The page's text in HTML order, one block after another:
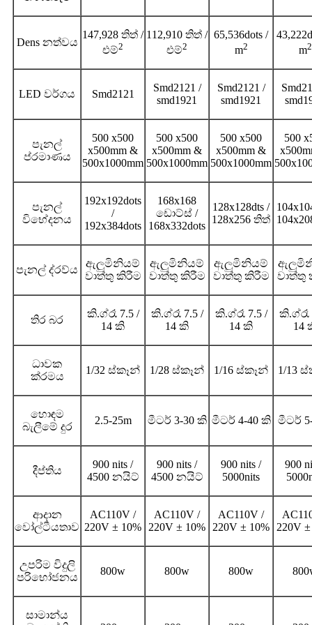
Dens නත්වය
147,928 තිත් /
එම්2
112,910 තිත් /
එම්2
65,536dots /
m2
m2
LED වර්ගය Smd2121
Smd2121 /
smd1921
Smd2121 /
smd1921
පැනල්
ප්රමාණය
500 x500
x500mm &
500x1000mm
500 x500
x500mm &
500x1000mm
500 x500
x500mm &
500x1000mm
500
පැනල්
විභේදනය
192x192dots
/
192x384dots
168x168
ඩොට්ස් /
168x332dots
128x128dts /
128x256 තිත්
පැනල් ද්රව්ය
ඇලුමිනියම්
වාත්තු කිරීම
ඇලුමිනියම්
වාත්තු කිරීම
ඇලුමිනියම්
වාත්තු කිරීම
වාත්තු
තිර බර
කි.ග්රෑ 7.5 /
14 කි
කි.ග්රෑ 7.5 /
14 කි
කි.ග්රෑ 7.5 /
14 කි
කි.ග්රෑ
14
ධාවක
ක්රමය
1/32 ස්කෑන් 1/28 ස්කෑන් 1/16 ස්කෑන් 1/13
හොඳම
බැලීමේ දුර
2.5-25m මීටර් 3-30 කි මීටර් 4-40 කි මීටර්
දීප්තිය
900 nits /
4500 නයිට්
900 nits /
4500 නයිට්
900 nits /
5000nits
900
ආදාන
වෝල්ටීයතාව
AC110V /
220V ± 10%
AC110V /
220V ± 10%
AC110V /
220V ± 10%
220V
උපරිම විදුලි
පරිභෝජනය
800w 800w 800w
සාමාන්ය